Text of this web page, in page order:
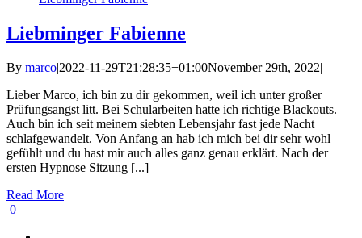
Liebminger Fabienne
By marco|2022-11-29T21:28:35+01:00November 29th, 2022|
Lieber Marco, ich bin zu dir gekommen, weil ich unter großer
Prüfungsangst litt. Bei Schularbeiten hatte ich richtige Blackouts.
Auch bin ich seit meinem siebten Lebensjahr fast jede Nacht
schlafgewandelt. Von Anfang an hab ich mich bei dir sehr wohl
gefühlt und du hast mir auch alles ganz genau erklärt. Nach der
ersten Hypnose Sitzung [...]
Read More
0